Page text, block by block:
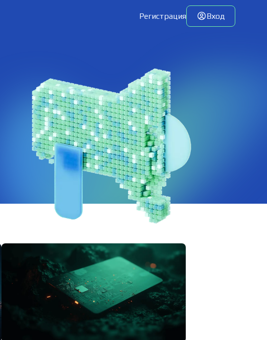
Регистрация Вход